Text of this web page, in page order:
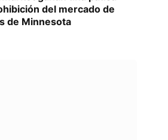
del mercado de
de Minnesota